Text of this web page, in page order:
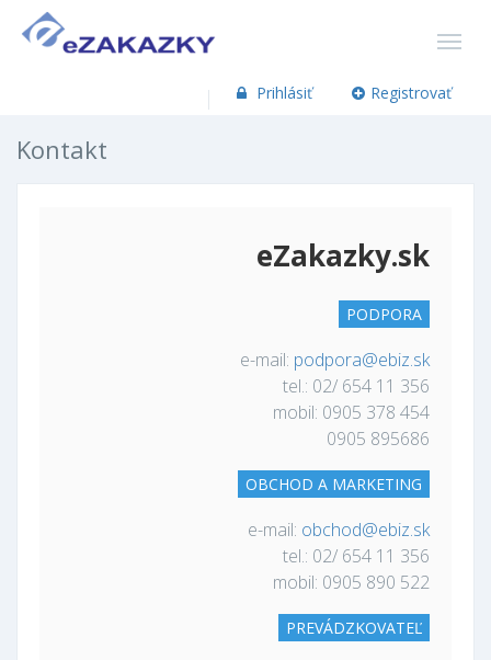
Prihlásiť Registrovať
Kontakt
eZakazky.sk
PODPORA
e-mail: podpora@ebiz.sk
tel.: 02/ 654 11 356
mobil: 0905 378 454
0905 895686
OBCHOD A MARKETING
e-mail: obchod@ebiz.sk
tel.: 02/ 654 11 356
mobil: 0905 890 522
PREVÁDZKOVATEĽ